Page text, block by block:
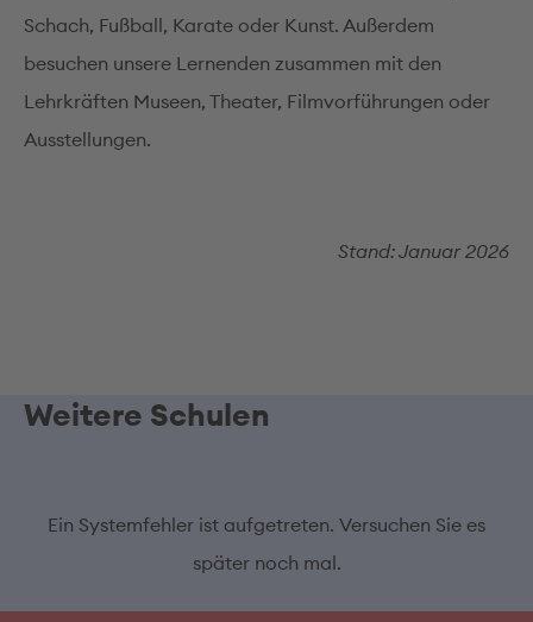
Schach, Fußball, Karate oder Kunst. Außerdem
besuchen unsere Lernenden zusammen mit den
Lehrkräften Museen, Theater, Filmvorführungen oder
Ausstellungen.
Stand: Januar 2026
Weitere Schulen
Ein Systemfehler ist aufgetreten. Versuchen Sie es
später noch mal.